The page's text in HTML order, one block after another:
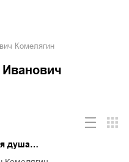
Комелягин
Иванович
душа…